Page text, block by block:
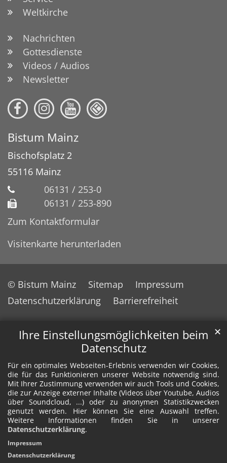
Ihre Einstellungsmöglichkeiten beim
Datenschutz
Für ein optimales Webseiten-Erlebnis verwenden wir Cookies,
die für das Funktionieren unserer Website notwendig sind.
Mit Ihrer Zustimmung verwenden wir auch Tools und Cookies,
die zur Anzeige externer Inhalte (Videos über Youtube, Audios
über Soundcloud, ...) oder zu anonymen Statistikzwecken
genutzt werden. Hier können Sie eine Auswahl treffen.
Weitere Informationen finden Sie in unserer
Datenschutzerklärung.
✕
Impressum
Datenschutzerklärung
Weltkirche
Nachrichten
Gottesdienste
Videos / Audios
Newsletter
Bistum Mainz
Bischofsplatz 2
55116 Mainz
06131 / 253-0
06131 / 253-890
Zum Kontaktformular
Visitenkarte herunterladen
© Bistum Mainz Sitemap
Impressum
Datenschutzerklärung
Barrierefreiheit